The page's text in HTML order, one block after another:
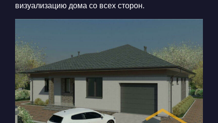
визуализацию дома со всех сторон.